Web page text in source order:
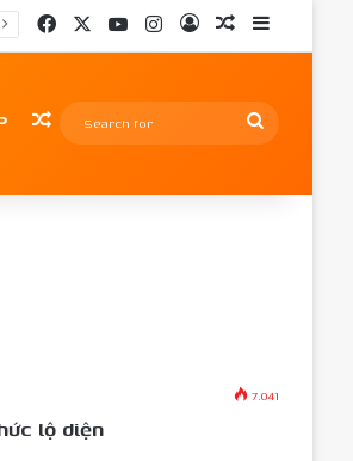
FacebookYouTubeInstagram
Log InRandom Article
Sidebar
Random Article
Search
7.041
lộ diện